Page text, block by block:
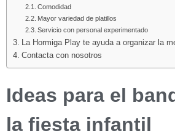
Comodidad
Mayor variedad de platillos
Servicio con personal experimentado
La Hormiga Play te ayuda a organizar la
Contacta con nosotros
Ideas para el
la fiesta infantil